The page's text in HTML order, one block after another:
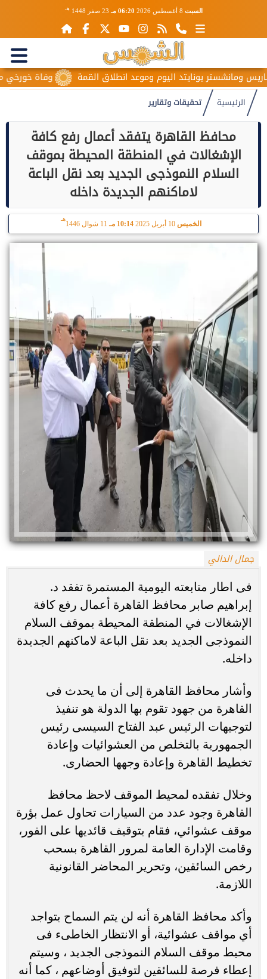
السبت 06:20 مـ 23 صفر 1448 هـ
وفاة خورخي ميسي يونايتد اليوم وموعد انطلاق القمة
الرئيسية تحقيقات وتقارير
محافظ القاهرة يتفقد أعمال رفع كافة
الإشغالات في المنطقة المحيطة بموقف
السلام النموذجى الجديد بعد نقل الباعة
لاماكنهم الجديدة داخله
الخميس 10:14 مـ 11 شوال 1446
هـ
جمال الدالي
فى اطار متابعته اليومية المستمرة تفقد د.
إبراهيم صابر محافظ القاهرة أعمال رفع كافة
الإشغالات في المنطقة المحيطة بموقف السلام
النموذجى الجديد بعد نقل الباعة لاماكنهم الجديدة
داخله.
وأشار محافظ القاهرة إلى أن ما يحدث فى
القاهرة من جهود تقوم بها الدولة هو تنفيذ
لتوجيهات الرئيس عبد الفتاح السيسى رئيس
الجمهورية بالتخلص من العشوائيات وإعادة
تخطيط القاهرة وإعادة وجهها الحضارى.
وخلال تفقده لمحيط الموقف لاحظ محافظ
القاهرة وجود عدد من السيارات تحاول عمل بؤرة
موقف عشوائي، فقام بتوقيف قائديها على الفور،
وقامت الإدارة العامة لمرور القاهرة بسحب
رخص السائقين، وتحرير المحاضر القانونية
اللازمة.
وأكد محافظ القاهرة أنه لن يتم السماح بتواجد
أي مواقف عشوائية، أو الانتظار الخاطىء فى
محيط موقف السلام النموذجى الجديد ، وسيتم
إعطاء فرصة للسائقين لتوفيق أوضاعهم ، كما أنه